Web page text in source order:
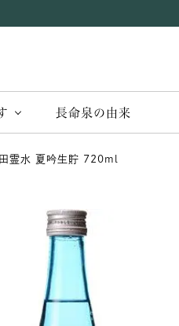
長命泉の由来
霊水 夏吟生貯 720ml